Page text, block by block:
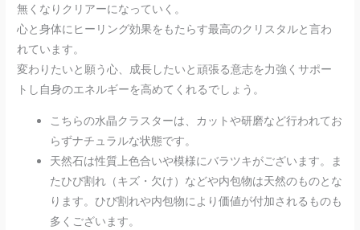
無くなりクリアーになっていく。
心と身体にヒーリング効果をもたらす最高のクリスタルと言わ
れています。
変わりたいと願う心、成長したいと頑張る意志を力強くサポー
トし自身のエネルギーを高めてくれるでしょう。
こちらの水晶クラスターは、カットや研磨など行われてお
らずナチュラルな状態です。
天然石は性質上色合いや模様にバラツキがございます。ま
たひび割れ（キズ・欠け）などや内包物は天然のものとな
ります。ひび割れや内包物により価値が付加されるものも
多くございます。